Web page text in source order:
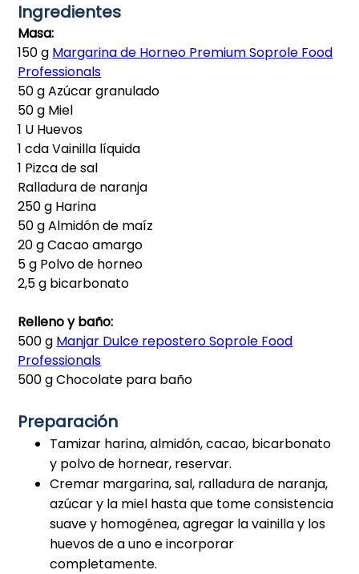
Ingredientes
Masa:
150 g Margarina de Horneo Premium Soprole Food
Professionals
50 g Azúcar granulado
50 g Miel
1 U Huevos
1 cda Vainilla líquida
1 Pizca de sal
Ralladura de naranja
250 g Harina
50 g Almidón de maíz
20 g Cacao amargo
5 g Polvo de horneo
2,5 g bicarbonato
Relleno y baño:
500 g Manjar Dulce repostero Soprole Food
Professionals
500 g Chocolate para baño
Preparación
Tamizar harina, almidón, cacao, bicarbonato
y polvo de hornear, reservar.
Cremar margarina, sal, ralladura de naranja,
azúcar y la miel hasta que tome consistencia
suave y homogénea, agregar la vainilla y los
huevos de a uno e incorporar
completamente.